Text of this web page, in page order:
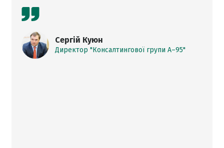
Сергій Куюн
Директор "Консалтингової групи А–95"